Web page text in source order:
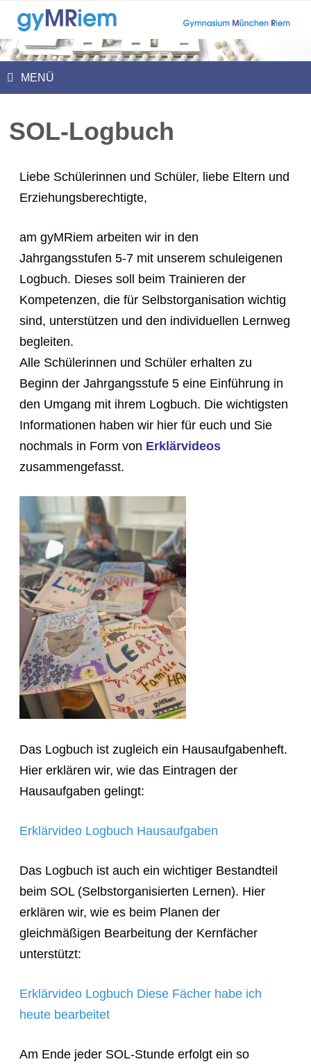
Inhalt
springen
MENÜ
SOL-Logbuch
Liebe Schülerinnen und Schüler, liebe Eltern und
Erziehungsberechtigte,
am gyMRiem arbeiten wir in den
Jahrgangsstufen 5-7 mit unserem schuleigenen
Logbuch. Dieses soll beim Trainieren der
Kompetenzen, die für Selbstorganisation wichtig
sind, unterstützen und den individuellen Lernweg
begleiten.
Alle Schülerinnen und Schüler erhalten zu
Beginn der Jahrgangsstufe 5 eine Einführung in
den Umgang mit ihrem Logbuch. Die wichtigsten
Informationen haben wir hier für euch und Sie
nochmals in Form von Erklärvideos
zusammengefasst.
Das Logbuch ist zugleich ein Hausaufgabenheft.
Hier erklären wir, wie das Eintragen der
Hausaufgaben gelingt:
Erklärvideo Logbuch Hausaufgaben
Das Logbuch ist auch ein wichtiger Bestandteil
beim SOL (Selbstorganisierten Lernen). Hier
erklären wir, wie es beim Planen der
gleichmäßigen Bearbeitung der Kernfächer
unterstützt:
Erklärvideo Logbuch Diese Fächer habe ich
heute bearbeitet
Am Ende jeder SOL-Stunde erfolgt ein so